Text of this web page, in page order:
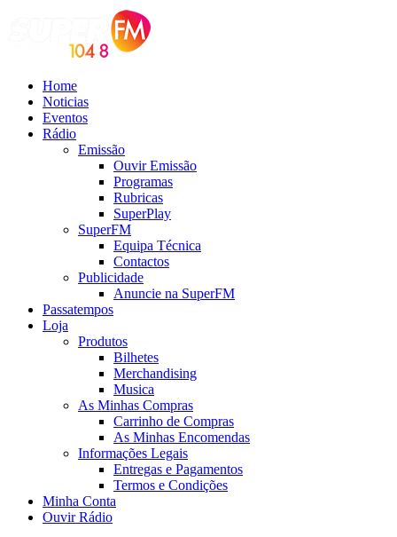
Home
Noticias
Eventos
Rádio
Emissão
Ouvir Emissão
Programas
Rubricas
SuperPlay
SuperFM
Equipa Técnica
Contactos
Publicidade
Anuncie na SuperFM
Passatempos
Loja
Produtos
Bilhetes
Merchandising
Musica
As Minhas Compras
Carrinho de Compras
As Minhas Encomendas
Informações Legais
Entregas e Pagamentos
Termos e Condições
Minha Conta
Ouvir Rádio